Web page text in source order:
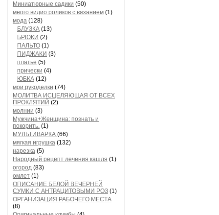
Миниатюрные садики (50)
много видио роликов с вязанием (1)
мода (128)
БЛУЗКА (13)
БРЮКИ (2)
ПАЛЬТО (1)
ПИДЖАКИ (3)
платье (5)
прически (4)
ЮБКА (12)
мои рукоделки (74)
МОЛИТВА ИСЦЕЛЯЮЩАЯ ОТ ВСЕХ
ПРОКЛЯТИЙ (2)
молнии (3)
Мужчина+Женщина: познать и
покорить. (1)
МУЛЬТИВАРКА (66)
мягкая игрушка (132)
нарезка (5)
Народный рецепт лечения кашля (1)
огород (83)
омлет (1)
ОПИСАНИЕ БЕЛОЙ ВЕЧЕРНЕЙ
СУМКИ С АНТРАЦИТОВЫМИ РОЗ (1)
ОРГАНИЗАЦИЯ РАБОЧЕГО МЕСТА
(8)